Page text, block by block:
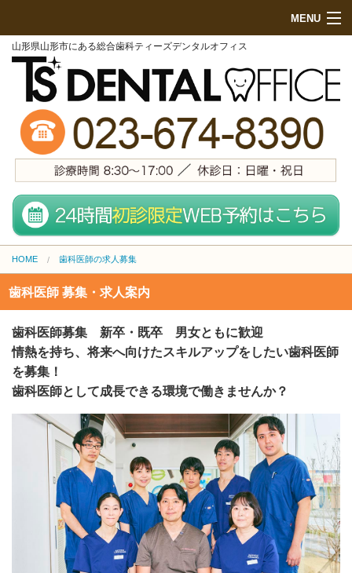
MENU
HOME
初めての方へ
院内紹介
診療項目
地図・来院方法
スタッフ紹介
無料メール相談
施設基準
料金表 (PCサイト)
求人内容
山形県山形市にある総合歯科ティーズデンタルオフィス
HOME 歯科医師の求人募集
歯科医師 募集・求人案内
歯科医師募集 新卒・既卒 男女ともに歓迎
情熱を持ち、将来へ向けたスキルアップをしたい歯科医師
を募集！
歯科医師として成長できる環境で働きませんか？